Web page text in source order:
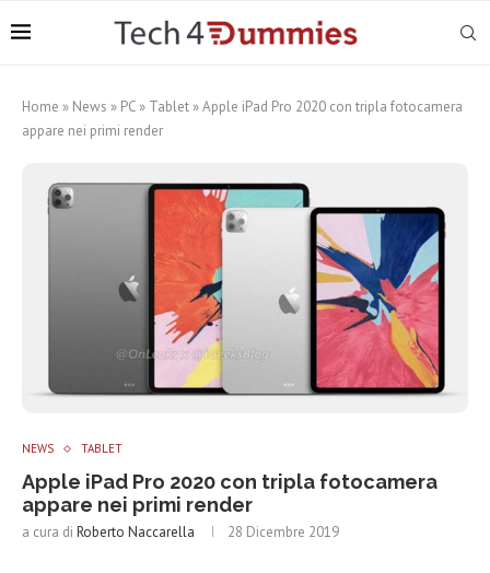
Home » News » PC » Tablet »Apple iPad Pro 2020 con tripla fotocamera
appare nei primi render
NEWS TABLET
Apple iPad Pro 2020 con tripla fotocamera
appare nei primi render
a cura di Roberto Naccarella 28 Dicembre 2019